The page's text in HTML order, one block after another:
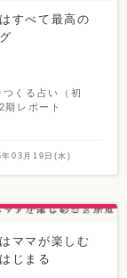
すべて最高の
つくる占い（初
期レポート
03月19日(水)
ママが楽しむ
じまる